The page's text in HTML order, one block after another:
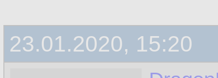
23.01.2020, 15:20